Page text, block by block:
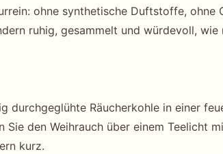
ohne synthetische Duftstoffe,
ruhig, gesammelt und würdevoll,
durchgeglühte Räucherkohle in einer
den Weihrauch über einem Teelicht
kurz.